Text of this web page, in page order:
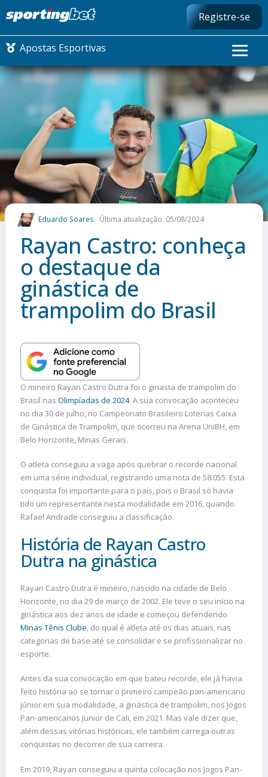
Registre-se
Apostas Esportivas
CONMEBOL LIBERTADORES
FUTEBOL NACIONAL
FUTEBOL INTERNACIONAL
COMO APOSTAR
MAIS ESPORTES
Eduardo Soares Última atualização: 05/08/2024
Rayan Castro: conheça
o destaque da
ginástica de
trampolim do Brasil
O mineiro Rayan Castro Dutra foi o ginasta de trampolim do
Brasil nas Olimpíadas de 2024. A sua convocação aconteceu
no dia 30 de julho, no Campeonato Brasileiro Loterias Caixa
de Ginástica de Trampolim, que ocorreu na Arena UniBH, em
Belo Horizonte, Minas Gerais.
O atleta conseguiu a vaga após quebrar o recorde nacional
em uma série individual, registrando uma nota de 58.055. Esta
conquista foi importante para o país, pois o Brasil só havia
tido um representante nesta modalidade em 2016, quando
Rafael Andrade conseguiu a classificação.
História de Rayan Castro
Dutra na ginástica
Rayan Castro Dutra é mineiro, nascido na cidade de Belo
Horizonte, no dia 29 de março de 2002. Ele teve o seu início na
ginástica aos dez anos de idade e começou defendendo
Minas Tênis Clube, do qual é atleta até os dias atuais, nas
categorias de base até se consolidar e se profissionalizar no
esporte.
Antes da sua convocação em que bateu recorde, ele já havia
feito história ao se tornar o primeiro campeão pan-americano
júnior em sua modalidade, a ginástica de trampolim, nos Jogos
Pan-americanos Junior de Cali, em 2021. Mas vale dizer que,
além dessas vitórias históricas, ele também carrega outras
conquistas no decorrer de sua carreira.
Em 2019, Rayan conseguiu a quinta colocação nos Jogos Pan-